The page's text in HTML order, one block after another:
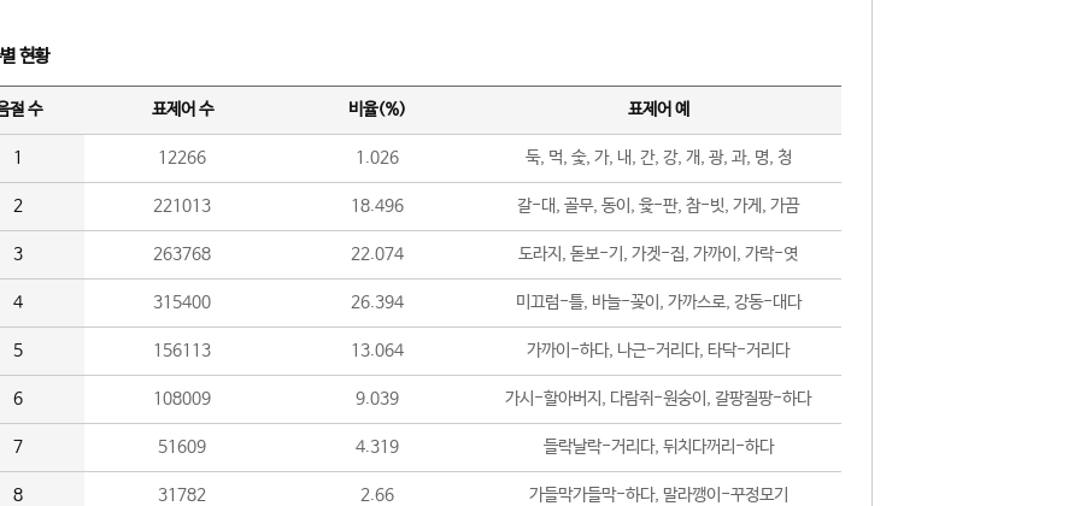
현황
절 수 표제어 수 비율(%) 표제어 예
1 12266 1.026 둑, 먹, 숯, 가, 내, 간, 강, 개, 광, 과, 명, 청
2 221013 18.496 갈-대, 골무, 동이, 윷-판, 참-빗, 가게, 가끔
3 263768 22.074 도라지, 돋보-기, 가겟-집, 가까이, 가락-엿
4 315400 26.394 미끄럼-틀, 바늘-꽂이, 가까스로, 강동-대다
5 156113 13.064 가까이-하다, 나근-거리다, 타닥-거리다
6 108009 9.039 가시-할아버지, 다람쥐-원숭이, 갈팡질팡-하다
7 51609 4.319 들락날락-거리다, 뒤치다꺼리-하다
8 31782 2.66 가들막가들막-하다, 말라깽이-꾸정모기